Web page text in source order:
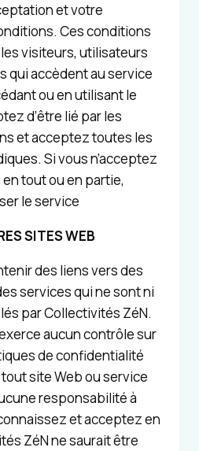
et votre
Ces conditions
visiteurs, utilisateurs
qui accèdent au service
ou en utilisant le
d’être lié par les
et acceptez toutes les
Si vous n’acceptez
tout ou en partie,
le service
SITES WEB
des liens vers des
services qui ne sont ni
par Collectivités ZéN.
aucun contrôle sur
de confidentialité
site Web ou service
responsabilité à
et acceptez en
ZéN ne saurait être